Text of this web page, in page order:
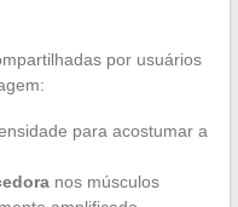
por usuários
para acostumar a
nos músculos